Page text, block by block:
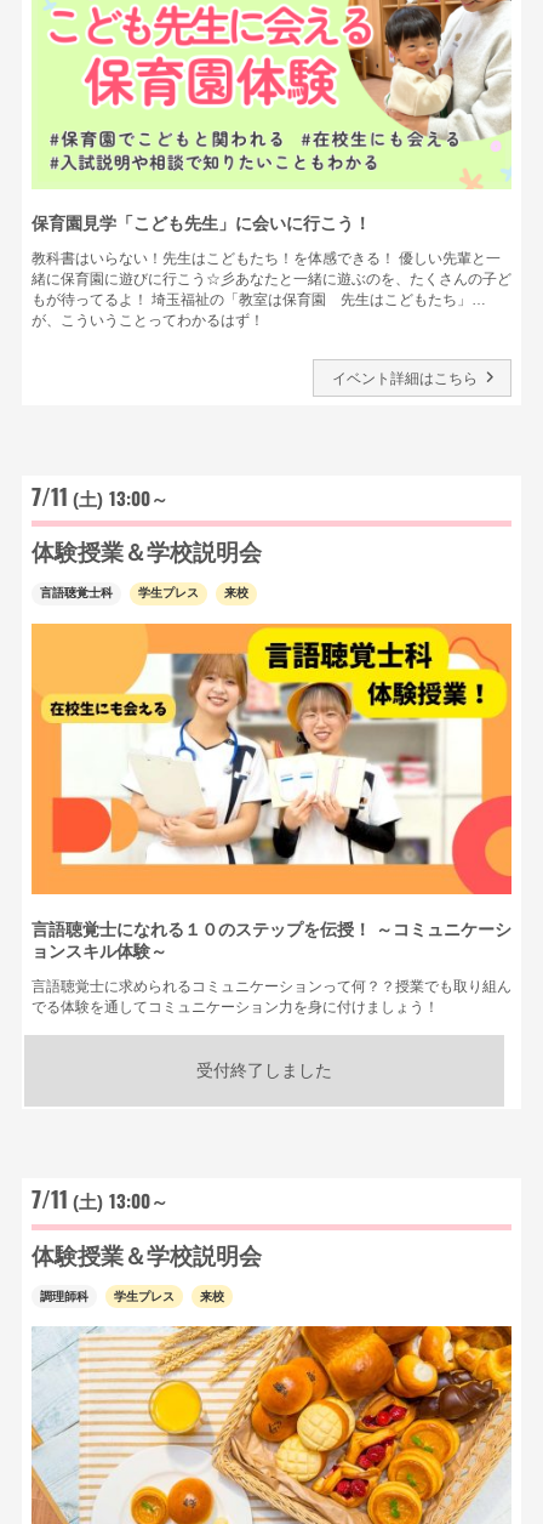
保育園見学「こども先生」に会いに行こう！
教科書はいらない！先生はこどもたち！を体感できる！ 優しい先輩と一
緒に保育園に遊びに行こう☆彡あなたと一緒に遊ぶのを、たくさんの子ど
もが待ってるよ！ 埼玉福祉の「教室は保育園 先生はこどもたち」…
が、こういうことってわかるはず！
イベント詳細はこちら
7/11 (土) 13:00～
体験授業＆学校説明会
言語聴覚士科 学生プレス 来校
言語聴覚士になれる１０のステップを伝授！ ～コミュニケーシ
ョンスキル体験～
言語聴覚士に求められるコミュニケーションって何？？授業でも取り組ん
でる体験を通してコミュニケーション力を身に付けましょう！
受付終了しました
7/11 (土) 13:00～
体験授業＆学校説明会
調理師科 学生プレス 来校